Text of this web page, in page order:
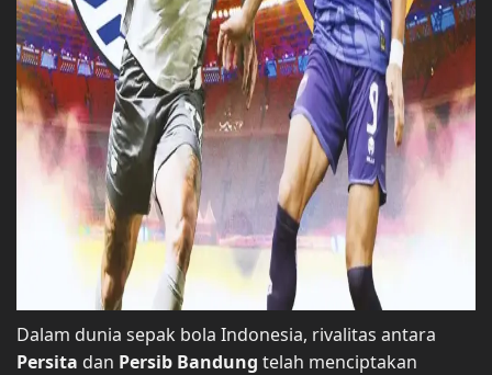
Dalam dunia sepak bola Indonesia, rivalitas antara
Persita dan Persib Bandung telah menciptakan